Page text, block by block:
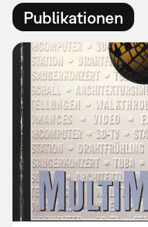
Publikationen